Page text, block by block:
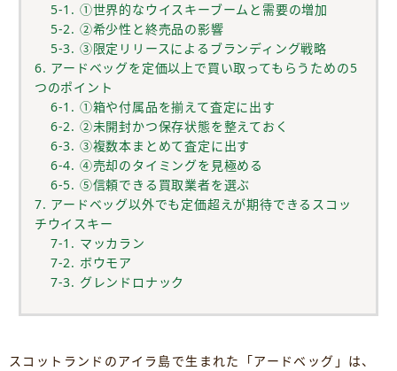
5-1. ①世界的なウイスキーブームと需要の増加
5-2. ②希少性と終売品の影響
5-3. ③限定リリースによるブランディング戦略
6. アードベッグを定価以上で買い取ってもらうための5
つのポイント
6-1. ①箱や付属品を揃えて査定に出す
6-2. ②未開封かつ保存状態を整えておく
6-3. ③複数本まとめて査定に出す
6-4. ④売却のタイミングを見極める
6-5. ⑤信頼できる買取業者を選ぶ
7. アードベッグ以外でも定価超えが期待できるスコッ
チウイスキー
7-1. マッカラン
7-2. ボウモア
7-3. グレンドロナック
スコットランドのアイラ島で生まれた「アードベッグ」は、